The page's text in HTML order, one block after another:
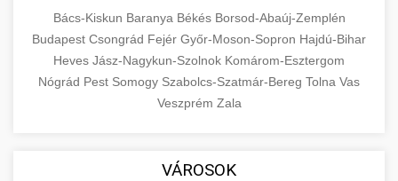
Bács-Kiskun Baranya Békés Borsod-Abaúj-Zemplén
Budapest Csongrád Fejér Győr-Moson-Sopron Hajdú-Bihar
Heves Jász-Nagykun-Szolnok Komárom-Esztergom
Nógrád Pest Somogy Szabolcs-Szatmár-Bereg Tolna Vas
Veszprém Zala
VÁROSOK